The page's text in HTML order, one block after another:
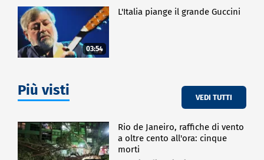
03:54
L'Italia piange il grande Guccini
Più visti VEDI TUTTI
Rio de Janeiro, raffiche di vento
a oltre cento all'ora: cinque
morti